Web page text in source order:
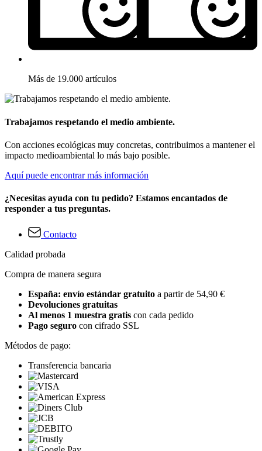
Más de 19.000 artículos
Trabajamos respetando el medio ambiente.
Con acciones ecológicas muy concretas, contribuimos a mantener el
impacto medioambiental lo más bajo posible.
Aquí puede encontrar más información
¿Necesitas ayuda con tu pedido? Estamos encantados de
responder a tus preguntas.
Contacto
Calidad probada
Compra de manera segura
España: envío estándar gratuito a partir de 54,90 €
Devoluciones gratuitas
Al menos 1 muestra gratis con cada pedido
Pago seguro con cifrado SSL
Métodos de pago:
Transferencia bancaria